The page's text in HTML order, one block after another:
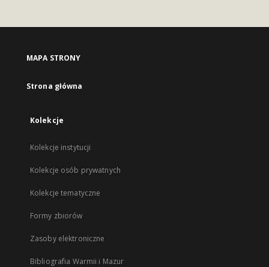
MAPA STRONY
Strona główna
Kolekcje
Kolekcje instytucji
Kolekcje osób prywatnych
Kolekcje tematyczne
Formy zbiorów
Zasoby elektroniczne
Bibliografia Warmii i Mazur